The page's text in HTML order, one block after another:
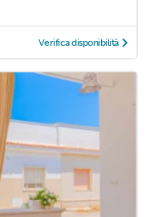
Verifica disponibilità